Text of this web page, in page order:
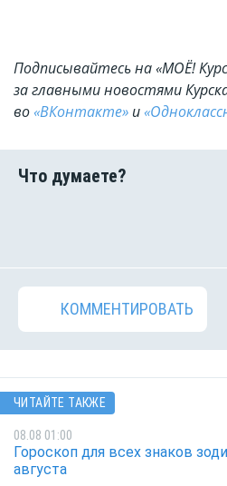
Подписывайтесь на «МОЁ!
за главными новостями
во«ВКонтакте» и
КОММЕНТИРОВАТЬ
ЧИТАЙТЕ ТАКЖЕ
08.08 01:00
Гороскоп для всех знаков
августа